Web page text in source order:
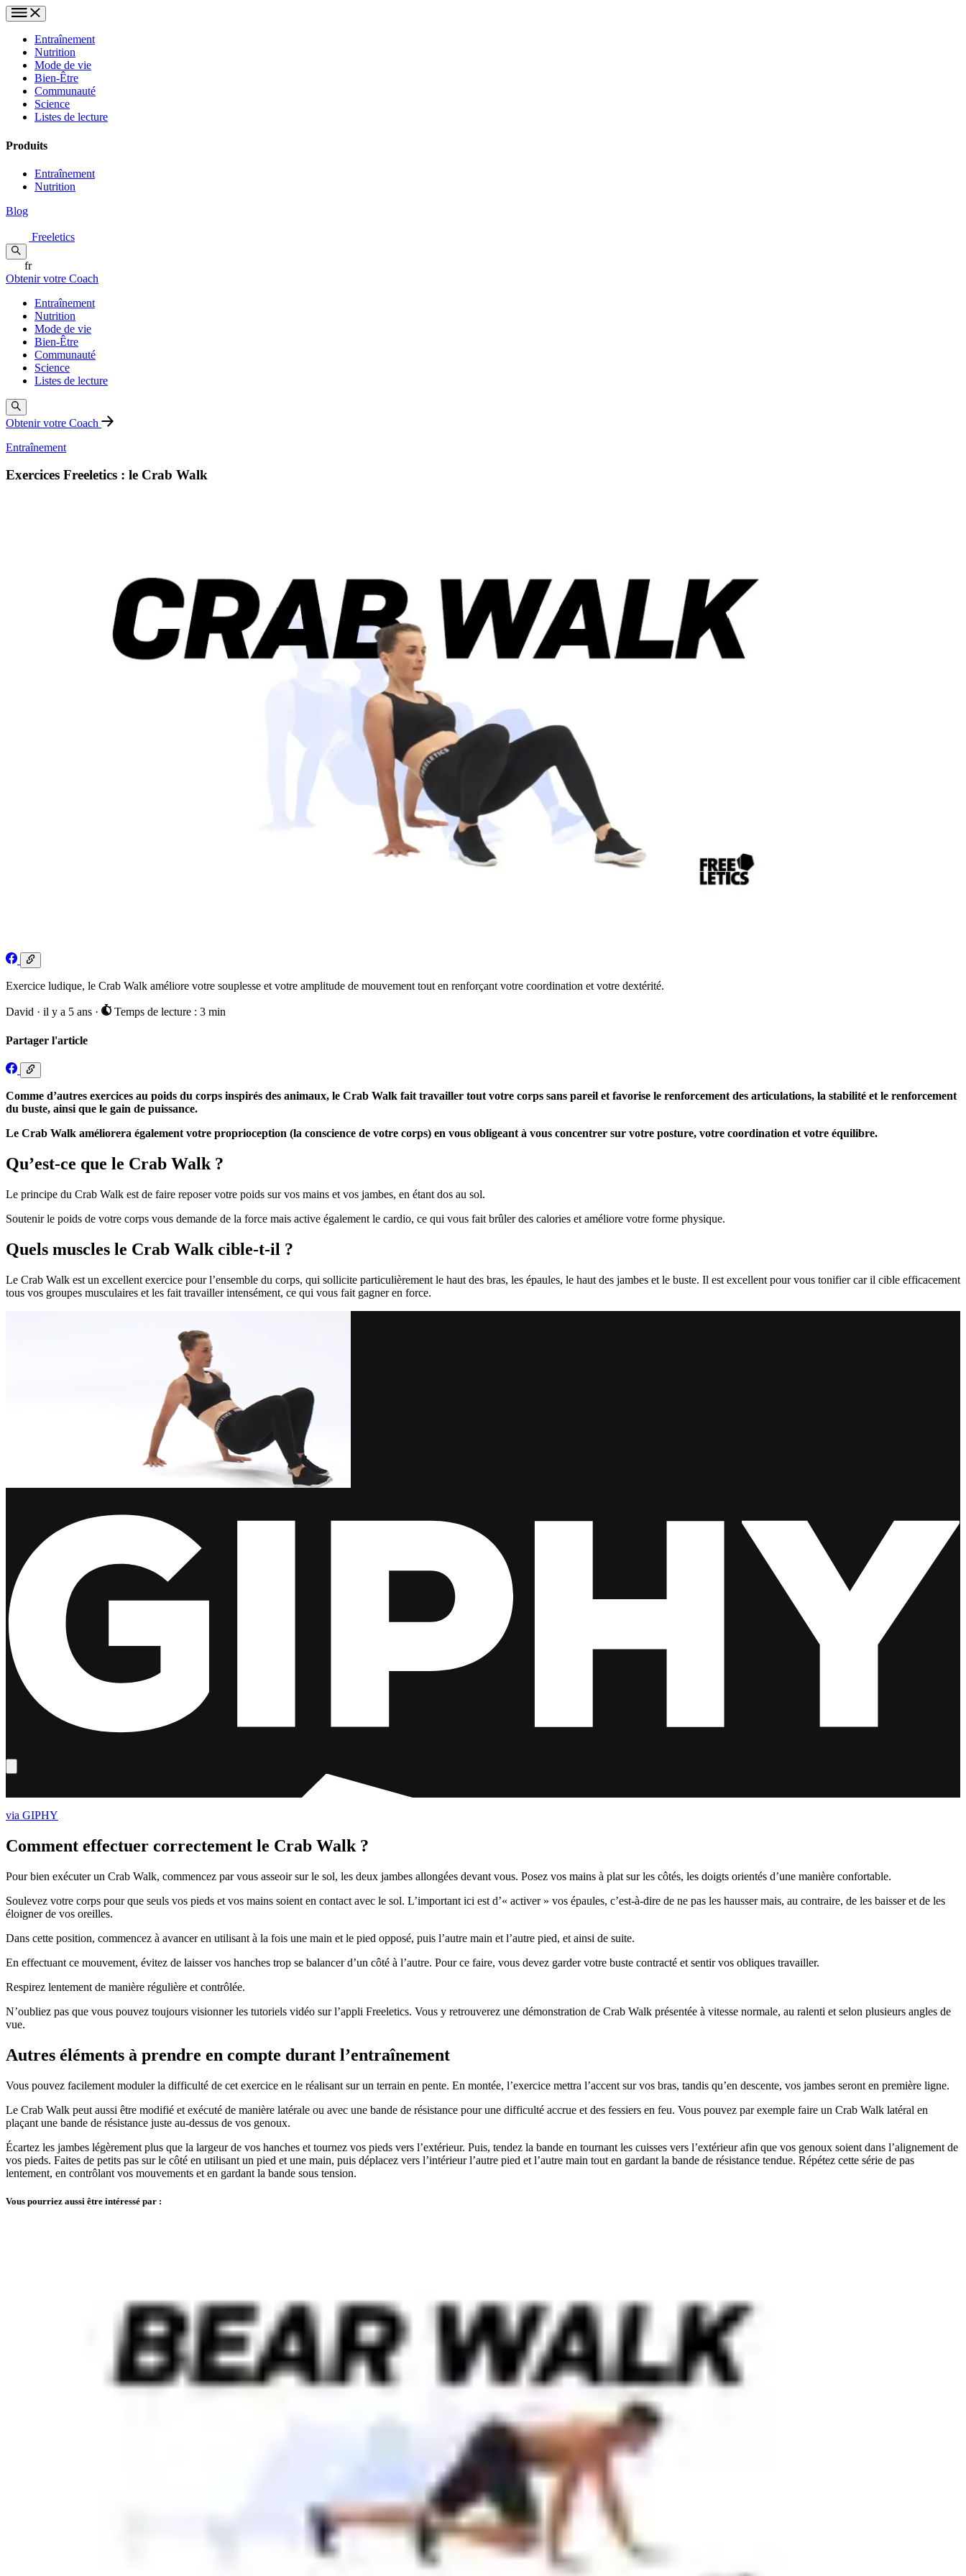
Entraînement
Nutrition
Mode de vie
Bien-Être
Communauté
Science
Listes de lecture
Produits
Entraînement
Nutrition
Blog
Freeletics
fr
Obtenir votre Coach
Entraînement
Nutrition
Mode de vie
Bien-Être
Communauté
Science
Listes de lecture
Obtenir votre Coach
Entraînement
Exercices Freeletics : le Crab Walk
Exercice ludique, le Crab Walk améliore votre souplesse et votre amplitude de mouvement tout en renforçant votre coordination et votre dextérité.
David · il y a 5 ans · Temps de lecture : 3 min
Partager l'article
Comme d’autres exercices au poids du corps inspirés des animaux, le Crab Walk fait travailler tout votre corps sans pareil et favorise le renforcement des articulations, la stabilité et le renforcement
du buste, ainsi que le gain de puissance.
Le Crab Walk améliorera également votre proprioception (la conscience de votre corps) en vous obligeant à vous concentrer sur votre posture, votre coordination et votre équilibre.
Qu’est-ce que le Crab Walk ?
Le principe du Crab Walk est de faire reposer votre poids sur vos mains et vos jambes, en étant dos au sol.
Soutenir le poids de votre corps vous demande de la force mais active également le cardio, ce qui vous fait brûler des calories et améliore votre forme physique.
Quels muscles le Crab Walk cible-t-il ?
Le Crab Walk est un excellent exercice pour l’ensemble du corps, qui sollicite particulièrement le haut des bras, les épaules, le haut des jambes et le buste. Il est excellent pour vous tonifier car il cible efficacement
tous vos groupes musculaires et les fait travailler intensément, ce qui vous fait gagner en force.
via GIPHY
Comment effectuer correctement le Crab Walk ?
Pour bien exécuter un Crab Walk, commencez par vous asseoir sur le sol, les deux jambes allongées devant vous. Posez vos mains à plat sur les côtés, les doigts orientés d’une manière confortable.
Soulevez votre corps pour que seuls vos pieds et vos mains soient en contact avec le sol. L’important ici est d’« activer » vos épaules, c’est-à-dire de ne pas les hausser mais, au contraire, de les baisser et de les
éloigner de vos oreilles.
Dans cette position, commencez à avancer en utilisant à la fois une main et le pied opposé, puis l’autre main et l’autre pied, et ainsi de suite.
En effectuant ce mouvement, évitez de laisser vos hanches trop se balancer d’un côté à l’autre. Pour ce faire, vous devez garder votre buste contracté et sentir vos obliques travailler.
Respirez lentement de manière régulière et contrôlée.
N’oubliez pas que vous pouvez toujours visionner les tutoriels vidéo sur l’appli Freeletics. Vous y retrouverez une démonstration de Crab Walk présentée à vitesse normale, au ralenti et selon plusieurs angles de
vue.
Autres éléments à prendre en compte durant l’entraînement
Vous pouvez facilement moduler la difficulté de cet exercice en le réalisant sur un terrain en pente. En montée, l’exercice mettra l’accent sur vos bras, tandis qu’en descente, vos jambes seront en première ligne.
Le Crab Walk peut aussi être modifié et exécuté de manière latérale ou avec une bande de résistance pour une difficulté accrue et des fessiers en feu. Vous pouvez par exemple faire un Crab Walk latéral en
plaçant une bande de résistance juste au-dessus de vos genoux.
Écartez les jambes légèrement plus que la largeur de vos hanches et tournez vos pieds vers l’extérieur. Puis, tendez la bande en tournant les cuisses vers l’extérieur afin que vos genoux soient dans l’alignement de
vos pieds. Faites de petits pas sur le côté en utilisant un pied et une main, puis déplacez vers l’intérieur l’autre pied et l’autre main tout en gardant la bande de résistance tendue. Répétez cette série de pas
lentement, en contrôlant vos mouvements et en gardant la bande sous tension.
Vous pourriez aussi être intéressé par :